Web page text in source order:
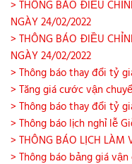
> THÔNG BÁO ĐIỀU
NGÀY 24/02/2022
> THÔNG BÁO ĐIỀU
NGÀY 24/02/2022
> Thông báo thay đổi tỷ
> Tăng giá cước vận
> Thông báo thay đổi tỷ
> Thông báo lịch nghỉ lễ
> THÔNG BÁO LỊCH LÀM
> Thông báo bảng giá